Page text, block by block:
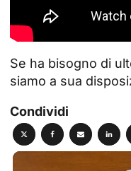
Se ha bisogno di
siamo a sua
Condividi